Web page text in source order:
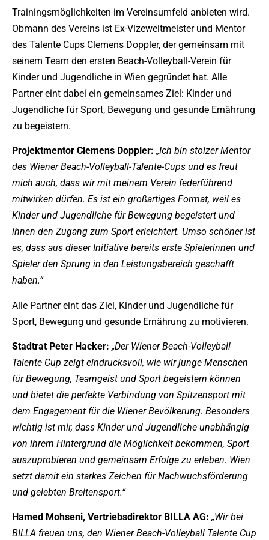
Trainingsmöglichkeiten im Vereinsumfeld anbieten wird.
Obmann des Vereins ist Ex-Vizeweltmeister und Mentor
des Talente Cups Clemens Doppler, der gemeinsam mit
seinem Team den ersten Beach-Volleyball-Verein für
Kinder und Jugendliche in Wien gegründet hat. Alle
Partner eint dabei ein gemeinsames Ziel: Kinder und
Jugendliche für Sport, Bewegung und gesunde Ernährung
zu begeistern.
Projektmentor Clemens Doppler: „Ich bin stolzer Mentor
des Wiener Beach-Volleyball-Talente-Cups und es freut
mich auch, dass wir mit meinem Verein federführend
mitwirken dürfen. Es ist ein großartiges Format, weil es
Kinder und Jugendliche für Bewegung begeistert und
ihnen den Zugang zum Sport erleichtert. Umso schöner ist
es, dass aus dieser Initiative bereits erste Spielerinnen und
Spieler den Sprung in den Leistungsbereich geschafft
haben.“
Alle Partner eint das Ziel, Kinder und Jugendliche für
Sport, Bewegung und gesunde Ernährung zu motivieren.
Stadtrat Peter Hacker: „Der Wiener Beach-Volleyball
Talente Cup zeigt eindrucksvoll, wie wir junge Menschen
für Bewegung, Teamgeist und Sport begeistern können
und bietet die perfekte Verbindung von Spitzensport mit
dem Engagement für die Wiener Bevölkerung. Besonders
wichtig ist mir, dass Kinder und Jugendliche unabhängig
von ihrem Hintergrund die Möglichkeit bekommen, Sport
auszuprobieren und gemeinsam Erfolge zu erleben. Wien
setzt damit ein starkes Zeichen für Nachwuchsförderung
und gelebten Breitensport.“
Hamed Mohseni, Vertriebsdirektor BILLA AG: „Wir bei
BILLA freuen uns, den Wiener Beach-Volleyball Talente Cup